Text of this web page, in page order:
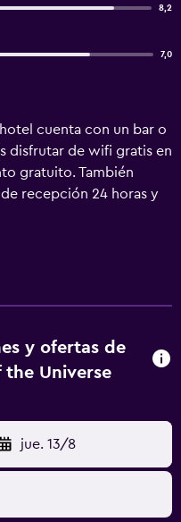
8,2
7,0
cuenta con un bar o
disfrutar de wifi gratis en
gratuito. También
recepción 24 horas y
Hotel at the End of
con botella de agua
que se indican más
del alojamiento (es
y ofertas de
the Universe
jue. 13/8